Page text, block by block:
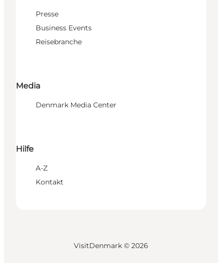
Presse
Business Events
Reisebranche
Media
Denmark Media Center
Hilfe
A-Z
Kontakt
VisitDenmark © 2026